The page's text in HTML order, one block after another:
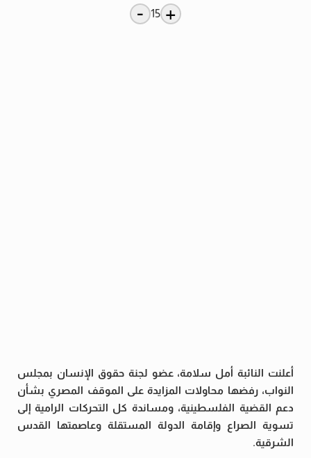
+
15
-
أعلنت النائبة أمل سلامة، عضو لجنة حقوق الإنسان بمجلس
النواب، رفضها محاولات المزايدة على الموقف المصري بشأن
دعم القضية الفلسطينية، ومساندة كل التحركات الرامية إلى
تسوية الصراع وإقامة الدولة المستقلة وعاصمتها القدس
الشرقية.